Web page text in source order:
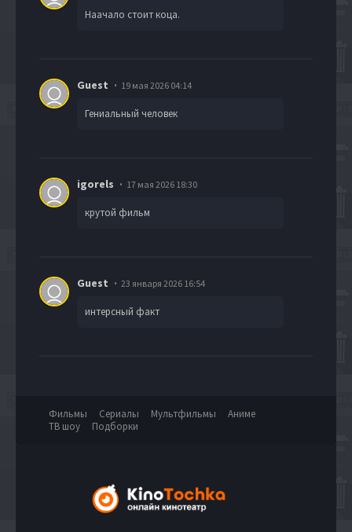
Наачало стоит коца.
Guest 19 мая 2026 04:14
Гениальный человек
igorels 17 мая 2026 18:30
крутой фильм
Guest 23 января 2026 16:54
интерсный факт
Фильмы Сериалы Мультфильмы
Аниме
ТВ шоу
Подборки